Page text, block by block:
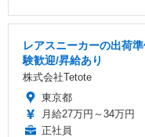
レアスニーカーの出荷
験歓迎/昇給あり
株式会社Tetote
東京都
月給27万円～34万円
正社員